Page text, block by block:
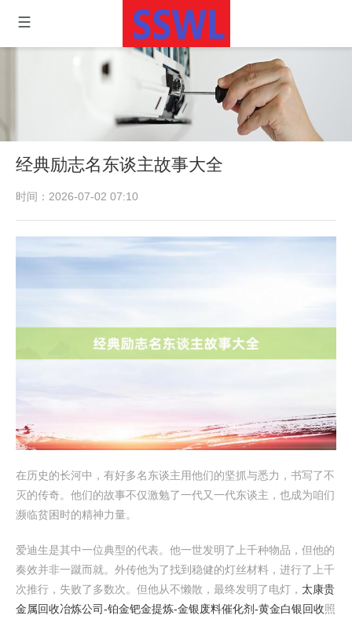
经典励志名东谈主故事大全
时间：2026-07-02 07:10
在历史的长河中，有好多名东谈主用他们的坚抓与悉力，书写了不
灭的传奇。他们的故事不仅激勉了一代又一代东谈主，也成为咱们
濒临贫困时的精神力量。
爱迪生是其中一位典型的代表。他一世发明了上千种物品，但他的
奏效并非一蹴而就。外传他为了找到稳健的灯丝材料，进行了上千
次推行，失败了多数次。但他从不懒散，最终发明了电灯， 太康贵
金属回收冶炼公司-铂金钯金提炼-金银废料催化剂-黄金白银回收照